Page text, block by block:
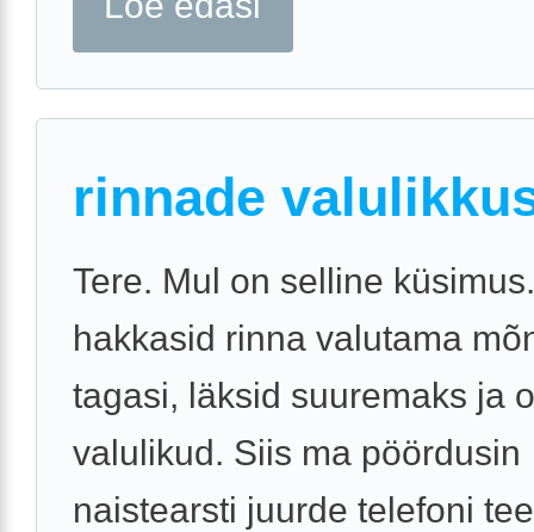
rinnade
Tere. Mul on selline
hakkasid rinna valutama
tagasi, läksid suuremaks ja
valulikud. Siis ma pöördusin
naistearsti juurde telefoni